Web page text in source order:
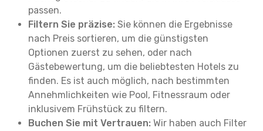
passen.
Filtern Sie präzise: Sie können die Ergebnisse
nach Preis sortieren, um die günstigsten
Optionen zuerst zu sehen, oder nach
Gästebewertung, um die beliebtesten Hotels zu
finden. Es ist auch möglich, nach bestimmten
Annehmlichkeiten wie Pool, Fitnessraum oder
inklusivem Frühstück zu filtern.
Buchen Sie mit Vertrauen: Wir haben auch Filter